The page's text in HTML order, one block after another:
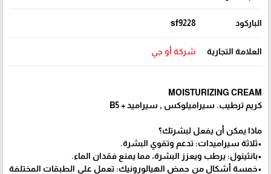
الباركود sf9228
العلامة التجارية شركة أو جي
MOISTURIZING CREAM
كريم ترطيب. سيراميلوكس , سيراميد + B5
ماذا يمكن أن يفعل لبشرتك؟
•ثلاثة سيراميدات: تدعم وتقوي البشرة.
•بانثينول: يرطب ويعزز البشرة، مما يمنع فقدان الماء.
•خمسة أشكال من حمض الهيالورونيك: تعمل على الطبقات المختلفة